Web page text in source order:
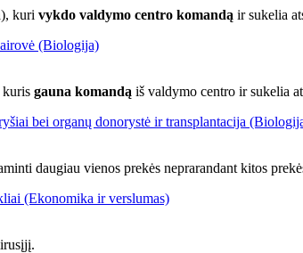
kuri vykdo valdymo centro komandą ir sukelia
(Biologija)
kuris gauna komandą iš valdymo centro ir sukelia
bei organų donorystė ir transplantacija
daugiau vienos prekės neprarandant kitos
(Ekonomika ir verslumas)